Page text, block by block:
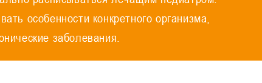
особенности конкретного организма,
заболевания.